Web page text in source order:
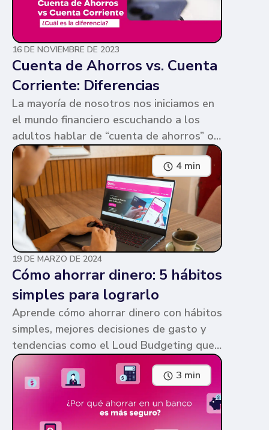
16 DE NOVIEMBRE DE 2023
Cuenta de Ahorros vs. Cuenta
Corriente: Diferencias
La mayoría de nosotros nos iniciamos en
el mundo financiero escuchando a los
adultos hablar de “cuenta de ahorros” o
“cuenta corriente”. Ambas cuentas
parecen similares y puede ser confuso,
pero te contamos en qué consiste cada
una y sus diferencias.
4 min
19 DE MARZO DE 2024
Cómo ahorrar dinero: 5 hábitos
simples para lograrlo
Aprende cómo ahorrar dinero con hábitos
simples, mejores decisiones de gasto y
tendencias como el Loud Budgeting que
pueden ayudarte a cumplir tus metas.
3 min